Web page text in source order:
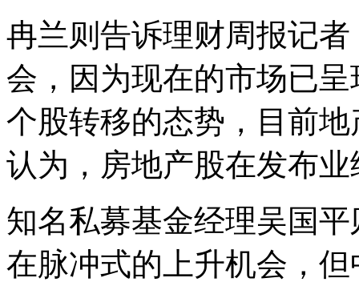
冉兰则告诉理财周报记
会，因为现在的市场已
个股转移的态势，目前
认为，房地产股在发布
知名私募基金经理吴国
在脉冲式的上升机会，